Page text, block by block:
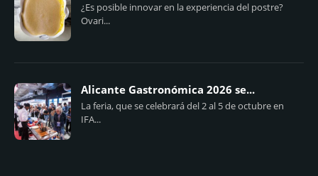
¿Es posible innovar en la experiencia del postre?
Ovari...
Alicante Gastronómica 2026 se...
La feria, que se celebrará del 2 al 5 de octubre en
IFA...